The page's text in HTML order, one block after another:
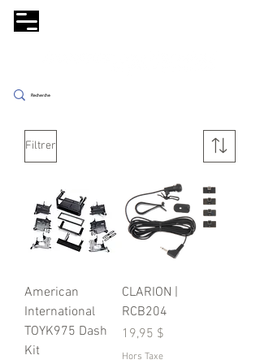
Filtrer
American
International
TOYK975 Dash
Kit
CLARION |
RCB204
Prix
19,95 $
Hors Taxe